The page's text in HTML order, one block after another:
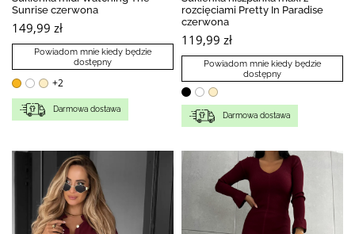
Sunrise czerwona
149,99 zł
Powiadom mnie kiedy będzie
dostępny
+2
Darmowa dostawa
rozcięciami Pretty In Paradise
czerwona
119,99 zł
Powiadom mnie kiedy będzie
dostępny
Darmowa dostawa